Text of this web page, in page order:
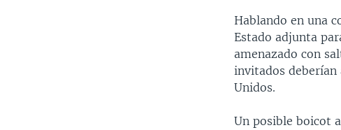
Hablando en una
Estado adjunta
amenazado con
invitados
Unidos.
Un posible boicot